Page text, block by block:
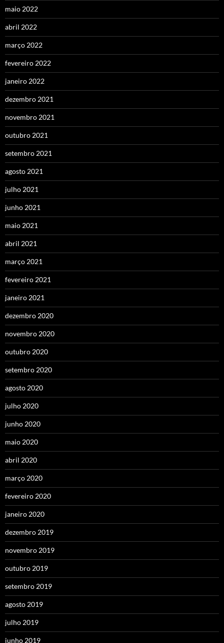
maio 2022
abril 2022
março 2022
fevereiro 2022
janeiro 2022
dezembro 2021
novembro 2021
outubro 2021
setembro 2021
agosto 2021
julho 2021
junho 2021
maio 2021
abril 2021
março 2021
fevereiro 2021
janeiro 2021
dezembro 2020
novembro 2020
outubro 2020
setembro 2020
agosto 2020
julho 2020
junho 2020
maio 2020
abril 2020
março 2020
fevereiro 2020
janeiro 2020
dezembro 2019
novembro 2019
outubro 2019
setembro 2019
agosto 2019
julho 2019
junho 2019